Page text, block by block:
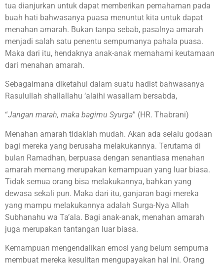
tua dianjurkan untuk dapat memberikan pemahaman pada
buah hati bahwasanya puasa menuntut kita untuk dapat
menahan amarah. Bukan tanpa sebab, pasalnya amarah
menjadi salah satu penentu sempurnanya pahala puasa.
Maka dari itu, hendaknya anak-anak memahami keutamaan
dari menahan amarah.
Sebagaimana diketahui dalam suatu hadist bahwasanya
Rasulullah shallallahu ‘alaihi wasallam bersabda,
“Jangan marah, maka bagimu Syurga” (HR. Thabrani)
Menahan amarah tidaklah mudah. Akan ada selalu godaan
bagi mereka yang berusaha melakukannya. Terutama di
bulan Ramadhan, berpuasa dengan senantiasa menahan
amarah memang merupakan kemampuan yang luar biasa.
Tidak semua orang bisa melakukannya, bahkan yang
dewasa sekali pun. Maka dari itu, ganjaran bagi mereka
yang mampu melakukannya adalah Surga-Nya Allah
Subhanahu wa Ta’ala. Bagi anak-anak, menahan amarah
juga merupakan tantangan luar biasa.
Kemampuan mengendalikan emosi yang belum sempurna
membuat mereka kesulitan mengupayakan hal ini. Orang